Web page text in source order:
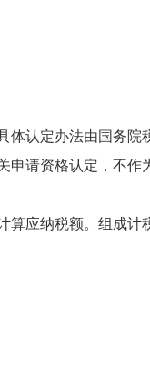
定办法由国务院税
请资格认定，不作
应纳税额。组成计